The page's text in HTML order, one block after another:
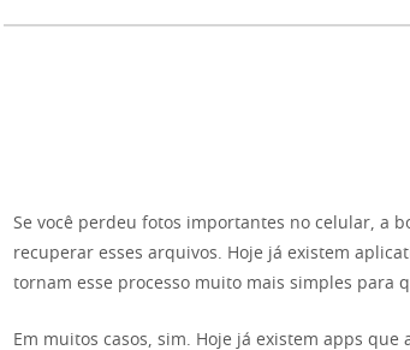
Se você perdeu fotos importantes no celular, a
recuperar esses arquivos. Hoje já existem
tornam esse processo muito mais simples para
Em muitos casos, sim. Hoje já existem apps